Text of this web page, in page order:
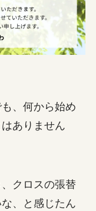
、何から始め
ありません
クロスの張替
、と感じたん